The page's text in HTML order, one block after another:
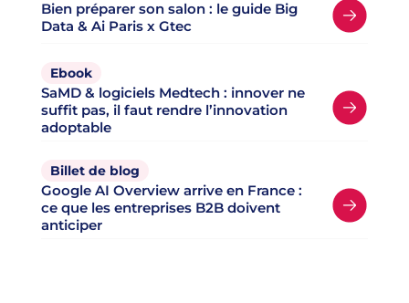
Bien préparer son salon : le guide Big
Data & Ai Paris x Gtec
Ebook
SaMD & logiciels Medtech : innover ne
suffit pas, il faut rendre l’innovation
adoptable
Billet de blog
Google AI Overview arrive en France :
ce que les entreprises B2B doivent
anticiper